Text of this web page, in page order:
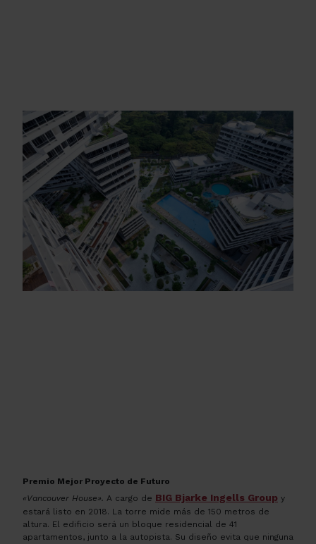
Premio Mejor Proyecto de Futuro
«Vancouver House». A cargo de BIG Bjarke Ingells Group y
estará listo en 2018. La torre mide más de 150 metros de
altura. El edificio será un bloque residencial de 41
apartamentos, junto a la autopista. Su diseño evita que ninguna